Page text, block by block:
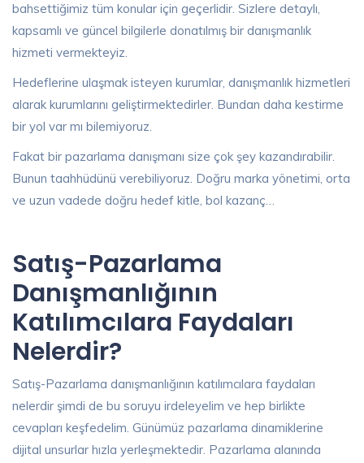
bahsettiğimiz tüm konular için geçerlidir. Sizlere detaylı,
kapsamlı ve güncel bilgilerle donatılmış bir danışmanlık
hizmeti vermekteyiz.
Hedeflerine ulaşmak isteyen kurumlar, danışmanlık hizmetleri
alarak kurumlarını geliştirmektedirler. Bundan daha kestirme
bir yol var mı bilemiyoruz.
Fakat bir pazarlama danışmanı size çok şey kazandırabilir.
Bunun taahhüdünü verebiliyoruz. Doğru marka yönetimi, orta
ve uzun vadede doğru hedef kitle, bol kazanç…
Satış-Pazarlama
Danışmanlığının
Katılımcılara Faydaları
Nelerdir?
Satış-Pazarlama danışmanlığının katılımcılara faydaları
nelerdir şimdi de bu soruyu irdeleyelim ve hep birlikte
cevapları keşfedelim. Günümüz pazarlama dinamiklerine
dijital unsurlar hızla yerleşmektedir. Pazarlama alanında